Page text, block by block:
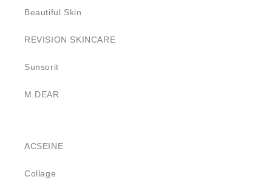
Beautiful Skin
REVISION SKINCARE
Sunsorit
M DEAR
ACSEINE
Collage